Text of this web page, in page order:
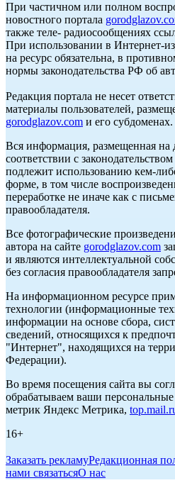
При частичном или полном
новостного портала
также теле- радиосообщениях
При использовании в Интернет-
на ресурс обязательна, в
нормы законодательства РФ об
Редакция портала не несет
материалы пользователей,
gorodglazov.com и его субдоменах.
Вся информация, размещенная на
соответствии с
подлежит использованию кем-
форме, в том числе
переработке не иначе как с
правообладателя.
Все фотографические
автора на сайте gorodglazov.com
и являются интеллектуальной
без согласия правообладателя
На информационном ресурсе
технологии (информационные
информации на основе сбора,
сведений, относящихся к
"Интернет", находящихся на
Федерации).
Во время посещения сайта вы
обрабатываем ваши
метрик Яндекс Метрика,
16+
Заказать рекламуРедакционная
нами связатьсяО нас